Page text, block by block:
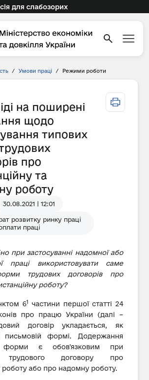
для слабозорих
/ Умови праці / Режими роботи
на поширені
щодо
типових
про
та
роботу
30.08.2021 | 12:01
розвитку ринку праці
праці
при застосуванні надомної або
праці використовувати саме
трудових договорів про
роботу?
61 частини першої статті 24
про працю України (далі –
договір укладається, як
формі. Додержання
форми є обов'язковим при
трудового договору про
роботу або про надомну роботу.